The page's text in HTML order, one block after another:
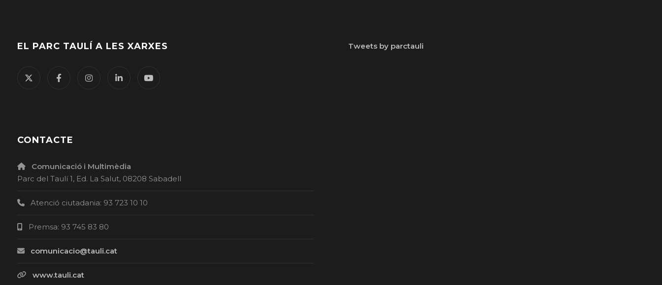
EL PARC TAULÍ A LES XARXES
CONTACTE
Comunicació i Multimèdia
Parc del Taulí 1, Ed. La Salut, 08208 Sabadell
Atenció ciutadania: 93 723 10 10
Premsa: 93 745 83 80
comunicacio@tauli.cat
www.tauli.cat
Tweets by parctauli